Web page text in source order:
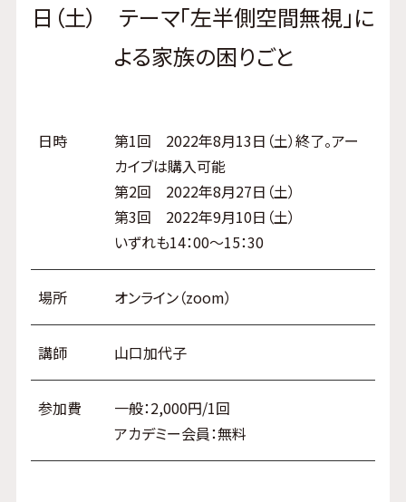
日（土） テーマ「左半側空間無視」に
よる家族の困りごと
日時
第1回 2022年8月13日（土）終了。アー
カイブは購入可能
第2回 2022年8月27日（土）
第3回 2022年9月10日（土）
いずれも14：00～15：30
場所 オンライン（zoom）
講師 山口加代子
参加費
一般：2,000円/1回
アカデミー会員：無料